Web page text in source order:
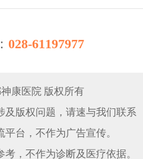
028-61197977
康医院 版权所有
及版权问题，请速与我们联系
台，不作为广告宣传。
，不作为诊断及医疗依据。